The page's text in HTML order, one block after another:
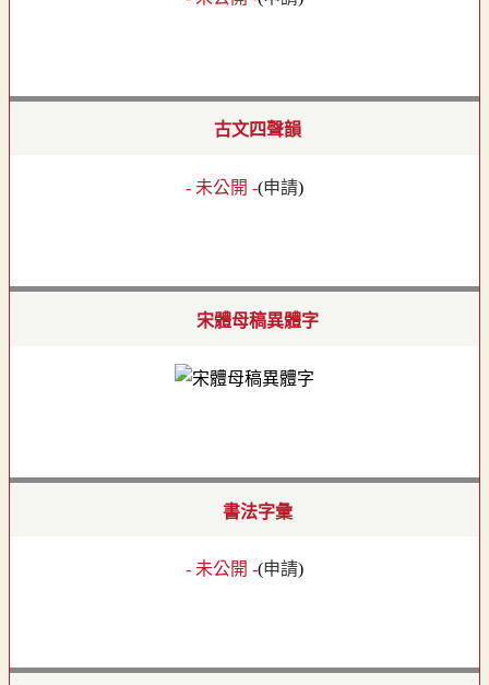
古文四聲韻
- 未公開 -(申請)
宋體母稿異體字
書法字彙
- 未公開 -(申請)